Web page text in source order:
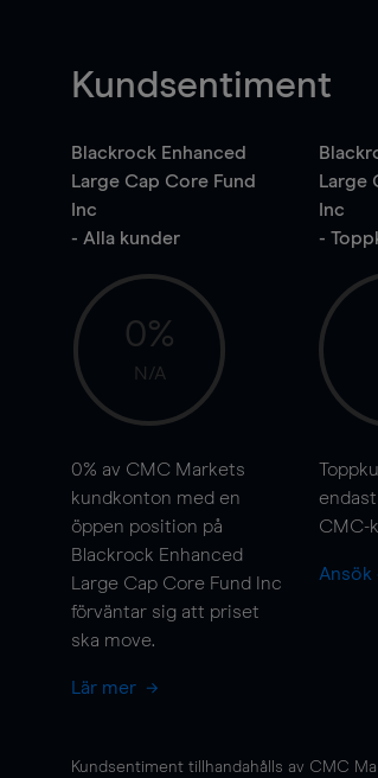
Kundsentiment
Blackrock Enhanced
Large Cap Core Fund
Inc
- Alla kunder
0%
N/A
0% av CMC Markets
kundkonton med en
öppen position på
Blackrock Enhanced
Large Cap Core Fund Inc
förväntar sig att priset
ska move.
Lär mer
Large
Inc
-
CMC-
Kundsentiment tillhandahålls av CMC